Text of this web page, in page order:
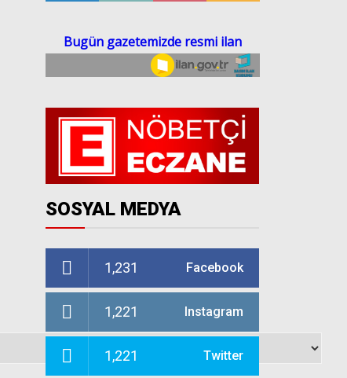
SOSYAL MEDYA
1,231 Facebook
1,221 Instagram
1,221 Twitter